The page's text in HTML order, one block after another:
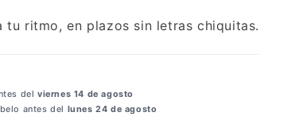
del viernes 14 de agosto
antes del lunes 24 de agosto